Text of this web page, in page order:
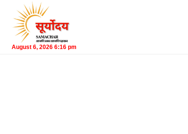
August 6, 2026 6:16 pm